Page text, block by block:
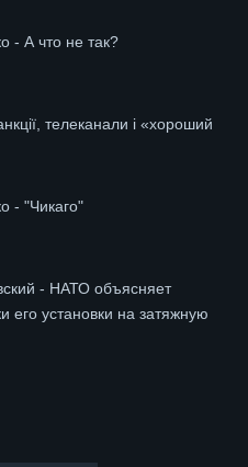
- А что не так?
телеканали і «хороший
- "Чикаго"
- НАТО объясняет
его установки на затяжную